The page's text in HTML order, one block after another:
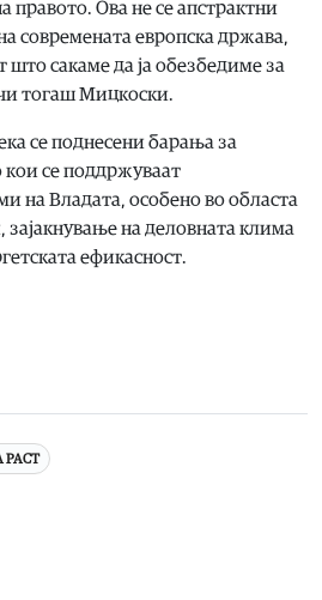
правото. Ова не се апстрактни
современата европска држава,
што сакаме да ја обезбедиме за
тогаш Мицкоски.
се поднесени барања за
кои се поддржуваат
на Владата, особено во областа
зајакнување на деловната клима
ефикасност.
РАСТ